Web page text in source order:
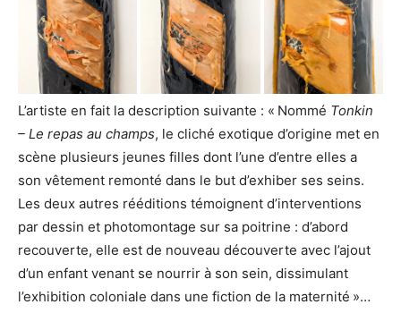
L’artiste en fait la description suivante : « Nommé Tonkin
– Le repas au champs, le cliché exotique d’origine met en
scène plusieurs jeunes filles dont l’une d’entre elles a
son vêtement remonté dans le but d’exhiber ses seins.
Les deux autres rééditions témoignent d’interventions
par dessin et photomontage sur sa poitrine : d’abord
recouverte, elle est de nouveau découverte avec l’ajout
d’un enfant venant se nourrir à son sein, dissimulant
l’exhibition coloniale dans une fiction de la maternité »…